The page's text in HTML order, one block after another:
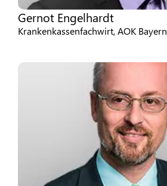
Gernot Engelhardt
Krankenkassenfachwirt, AOK Bayern